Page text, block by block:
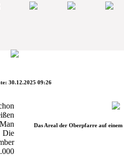
30.12.2025 09:26
Das Areal der Oberpfarre auf